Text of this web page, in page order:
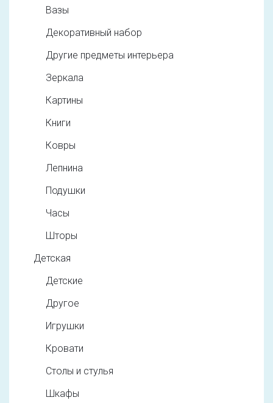
Вазы
Декоративный набор
Другие предметы интерьера
Зеркала
Картины
Книги
Ковры
Лепнина
Подушки
Часы
Шторы
Детская
Детские
Другое
Игрушки
Кровати
Столы и стулья
Шкафы